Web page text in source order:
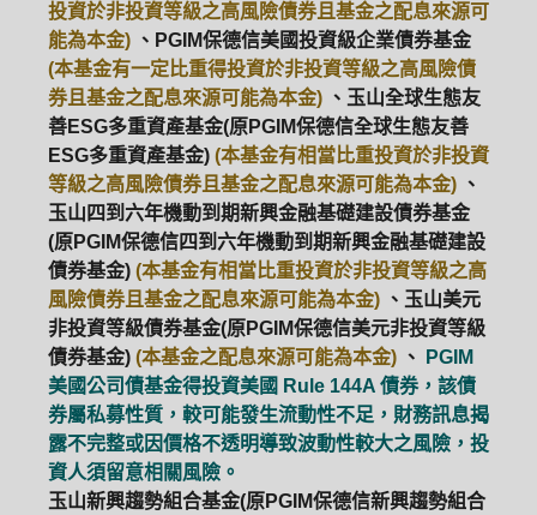
投資於非投資等級之高風險債券且基金之配息來源可
能為本金) 、PGIM保德信美國投資級企業債券基金
(本基金有一定比重得投資於非投資等級之高風險債
券且基金之配息來源可能為本金) 、玉山全球生態友
善ESG多重資產基金(原PGIM保德信全球生態友善
ESG多重資產基金) (本基金有相當比重投資於非投資
等級之高風險債券且基金之配息來源可能為本金) 、
玉山四到六年機動到期新興金融基礎建設債券基金
(原PGIM保德信四到六年機動到期新興金融基礎建設
債券基金) (本基金有相當比重投資於非投資等級之高
風險債券且基金之配息來源可能為本金) 、玉山美元
非投資等級債券基金(原PGIM保德信美元非投資等級
債券基金) (本基金之配息來源可能為本金) 、
PGIM
美國公司債基金得投資美國 Rule 144A 債券，該債
券屬私募性質，較可能發生流動性不足，財務訊息揭
露不完整或因價格不透明導致波動性較大之風險，投
資人須留意相關風險。
玉山新興趨勢組合基金(原PGIM保德信新興趨勢組合